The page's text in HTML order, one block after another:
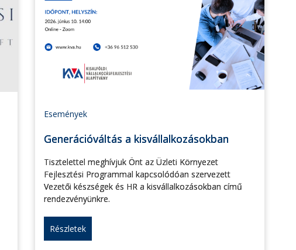
Események
Generációváltás a kisvállalkozásokban
Tisztelettel meghívjuk Önt az Üzleti Környezet
Fejlesztési Programmal kapcsolódóan szervezett
Vezetői készségek és HR a kisvállalkozásokban című
rendezvényünkre.
Részletek